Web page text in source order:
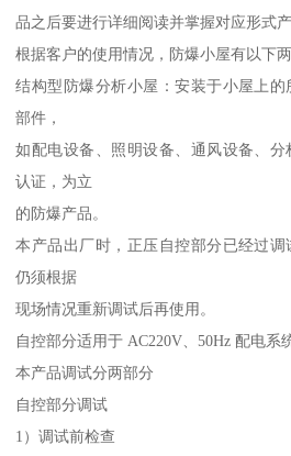
品之后要进行详细阅读并掌握对应形式产
根据客户的使用情况，防爆小屋有以下两
结构型防爆分析小屋：安装于小屋上
部件，
如配电设备、照明设备、通风设备、
认证，为立
的防爆产品。
本产品出厂时，正压自控部分已经过调
仍须根据
现场情况重新调试后再使用。
自控部分适用于 AC220V、50Hz 配电系
本产品调试分两部分
自控部分调试
1）调试前检查